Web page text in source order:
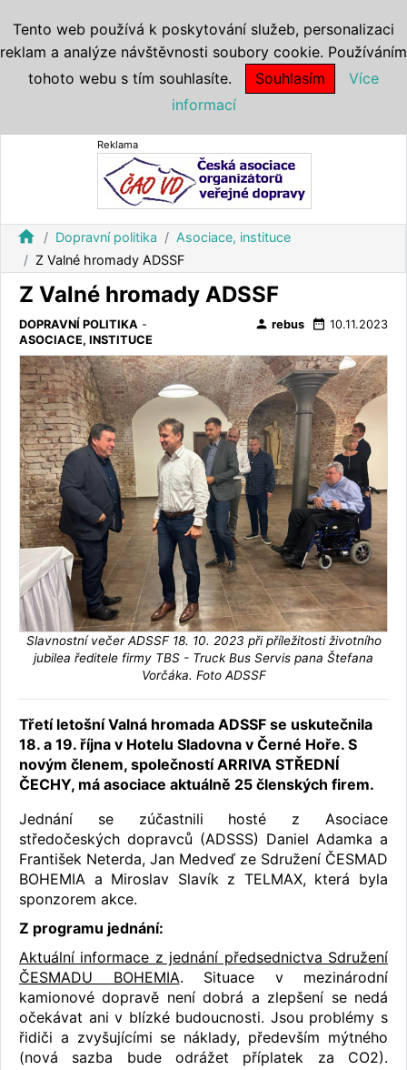
Reklama
home Dopravní politika
Asociace, instituce
Z Valné hromady ADSSF
Z Valné hromady ADSSF
DOPRAVNÍ POLITIKA -
ASOCIACE, INSTITUCE
person rebus date_range 10.11.2023
Slavnostní večer ADSSF 18. 10. 2023 při příležitosti životního
jubilea ředitele firmy TBS - Truck Bus Servis pana Štefana
Vorčáka. Foto ADSSF
Třetí letošní Valná hromada ADSSF se uskutečnila
18. a 19. října v Hotelu Sladovna v Černé Hoře. S
novým členem, společností ARRIVA STŘEDNÍ
ČECHY, má asociace aktuálně 25 členských firem.
Jednání se zúčastnili hosté z Asociace
středočeských dopravců (ADSSS) Daniel Adamka a
František Neterda, Jan Medveď ze Sdružení ČESMAD
BOHEMIA a Miroslav Slavík z TELMAX, která byla
sponzorem akce.
Z programu jednání:
Aktuální informace z jednání předsednictva Sdružení
ČESMADU BOHEMIA. Situace v mezinárodní
kamionové dopravě není dobrá a zlepšení se nedá
očekávat ani v blízké budoucnosti. Jsou problémy s
řidiči a zvyšujícími se náklady, především mýtného
(nová sazba bude odrážet příplatek za CO2).
Tento web používá k poskytování služeb, personalizaci
reklam a analýze návštěvnosti soubory cookie. Používáním
tohoto webu s tím souhlasíte.
Souhlasím
Více
informací